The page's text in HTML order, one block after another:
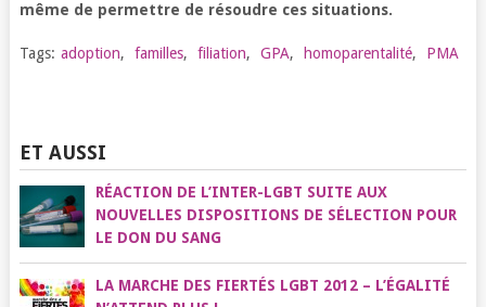
même de permettre de résoudre ces situations.
Tags: adoption, familles, filiation, GPA, homoparentalité, PMA
ET AUSSI
RÉACTION DE L’INTER-LGBT SUITE AUX
NOUVELLES DISPOSITIONS DE SÉLECTION POUR
LE DON DU SANG
LA MARCHE DES FIERTÉS LGBT 2012 – L’ÉGALITÉ